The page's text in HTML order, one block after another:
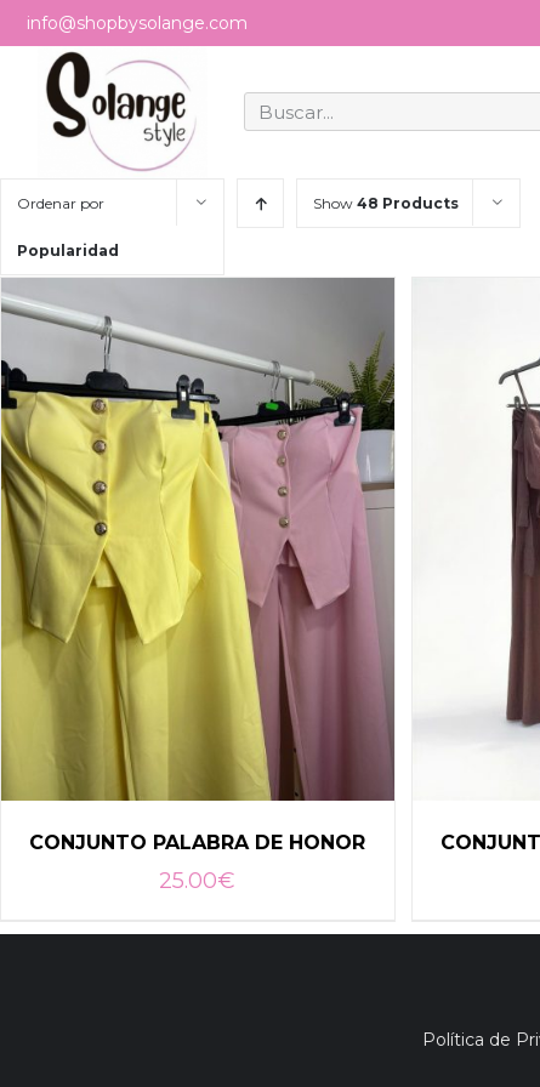
info@shopbysolange.com
Ordenar por
Popularidad
Show 48 Products
CONJUNTO PALABRA DE HONOR
25.00€
Política de